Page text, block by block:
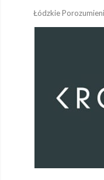
Łódzkie